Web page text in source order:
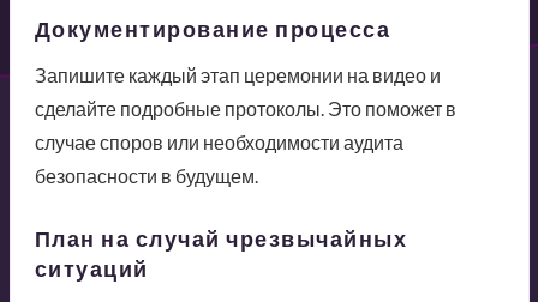
Документирование процесса
Запишите каждый этап церемонии на видео и
сделайте подробные протоколы. Это поможет в
случае споров или необходимости аудита
безопасности в будущем.
План на случай чрезвычайных
ситуаций